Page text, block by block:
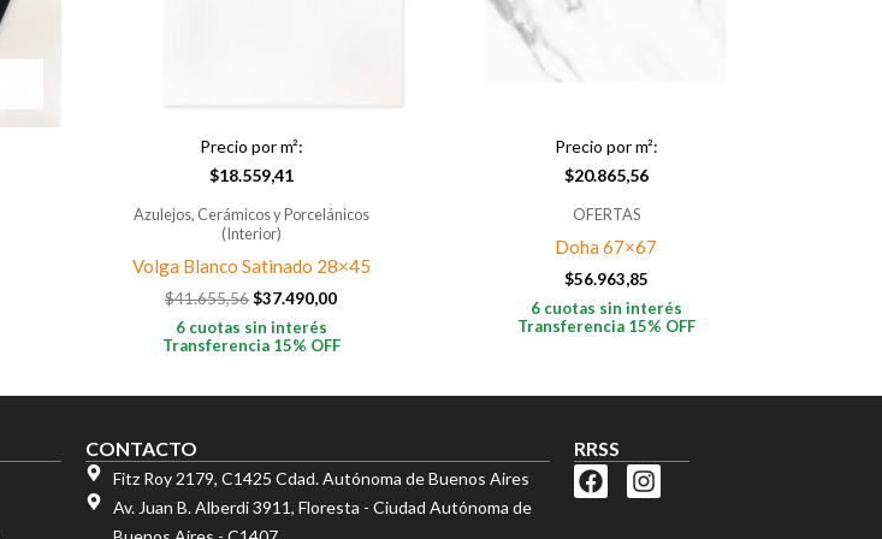
Precio por m²:
$18.559,41
Azulejos, Cerámicos y Porcelánicos
(Interior)
Volga Blanco Satinado 28×45
$41.655,56$37.490,00
6 cuotas sin interés
Transferencia 15% OFF
Precio por m²:
$20.865,56
OFERTAS
Doha 67×67
$56.963,85
6 cuotas sin interés
Transferencia 15% OFF
CONTACTO
Fitz Roy 2179, C1425 Cdad. Autónoma de Buenos Aires
Av. Juan B. Alberdi 3911, Floresta - Ciudad Autónoma de
RRSS
F
a
I
n